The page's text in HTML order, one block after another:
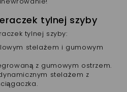
tylnej szyby
tylnej szyby:
stelażem i gumowym
z gumowym ostrzem.
stelażem z